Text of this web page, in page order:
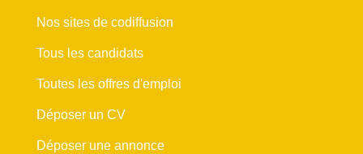
Nos sites de codiffusion
Tous les candidats
Toutes les offres d'emploi
Déposer un CV
Déposer une annonce